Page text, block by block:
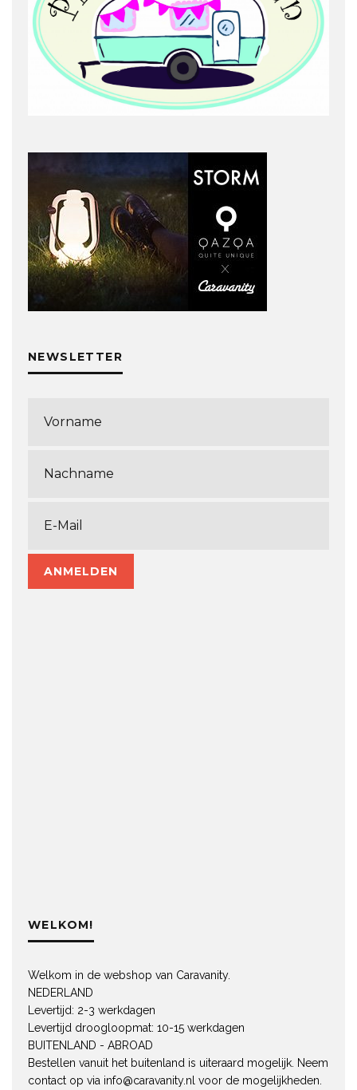
NEWSLETTER
WELKOM!
Welkom in de webshop van Caravanity.
NEDERLAND
Levertijd: 2-3 werkdagen
Levertijd droogloopmat: 10-15 werkdagen
BUITENLAND - ABROAD
Bestellen vanuit het buitenland is uiteraard mogelijk. Neem
contact op via info@caravanity.nl voor de mogelijkheden.